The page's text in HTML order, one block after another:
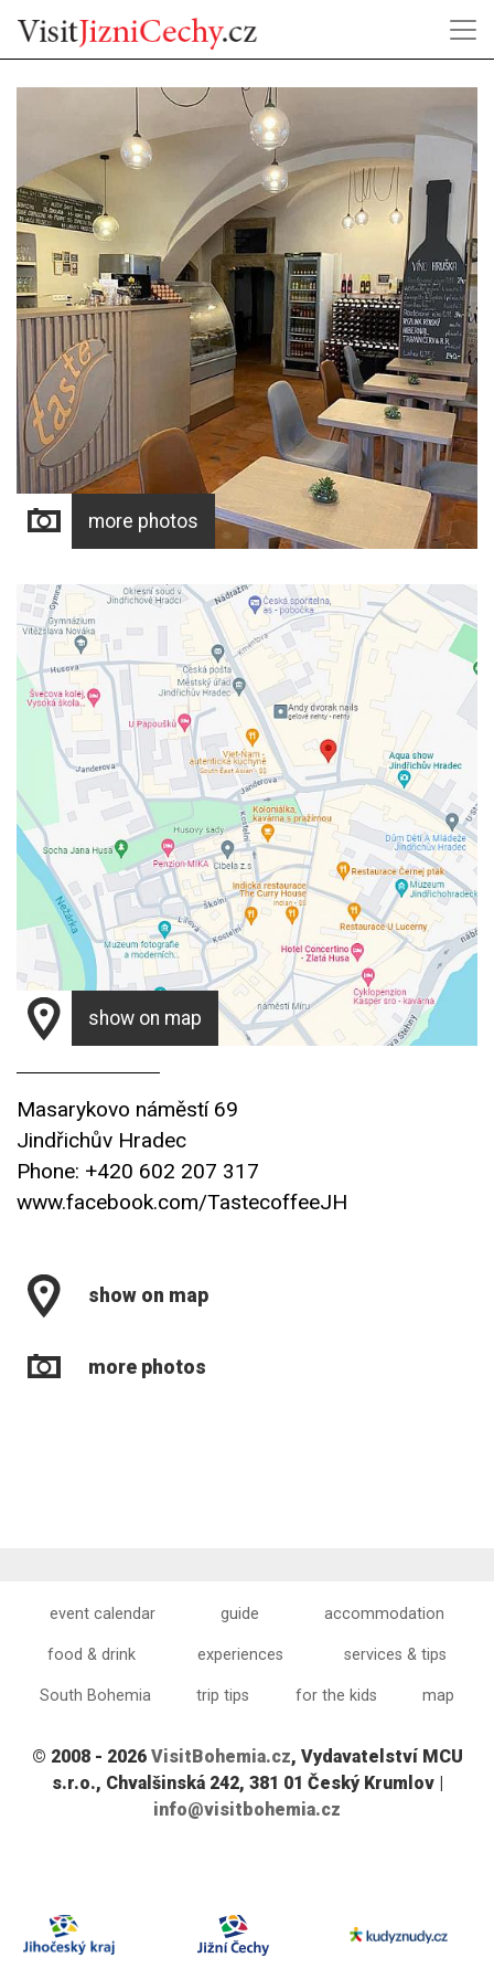
more photos
show on map
Masarykovo náměstí 69
Jindřichův Hradec
Phone: +420 602 207 317
www.facebook.com/TastecoffeeJH
show on map
more photos
event calendar guide accommodation
food & drink experiences services & tips
South Bohemia trip tips for the kids map
© 2008 - 2026 VisitBohemia.cz, Vydavatelství MCU
s.r.o., Chvalšinská 242, 381 01 Český Krumlov |
info@visitbohemia.cz